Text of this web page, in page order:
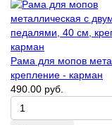
Рама для мопов
крепление - карман
490.00 руб.